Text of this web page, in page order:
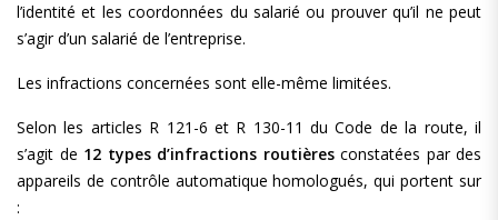
l’identité et les coordonnées du salarié ou prouver qu’il ne peut
s’agir d’un salarié de l’entreprise.
Les infractions concernées sont elle-même limitées.
Selon les articles R 121-6 et R 130-11 du Code de la route, il
s’agit de 12 types d’infractions routières constatées par des
appareils de contrôle automatique homologués, qui portent sur
: